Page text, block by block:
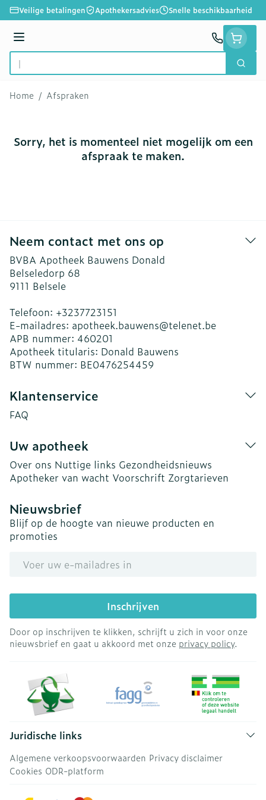
Ga naar de inhoud
Veilige betalingen Apothekersadvies Snelle beschikbaarheid
Menu
Product, merk, categorie...
Zoek
Home / Afspraken
Sorry, het is momenteel niet mogelijk om een
afspraak te maken.
Neem contact met ons op
BVBA Apotheek Bauwens Donald
Belseledorp 68
9111 Belsele
Telefoon: +3237723151
E-mailadres: apotheek.bauwens@telenet.be
APB nummer: 460201
Apotheek titularis: Donald Bauwens
BTW nummer: BE0476254459
Klantenservice
FAQ
Uw apotheek
Over ons Nuttige links Gezondheidsnieuws
Apotheker van wacht Voorschrift Zorgtarieven
Nieuwsbrief
Blijf op de hoogte van nieuwe producten en
promoties
Inschrijven
Door op inschrijven te klikken, schrijft u zich in voor onze
nieuwsbrief en gaat u akkoord met onze privacy policy.
Juridische links
Algemene verkoopsvoorwaarden Privacy disclaimer
Cookies ODR-platform